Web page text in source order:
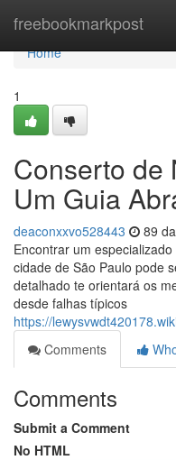
freebookmarkpost
Home
Home
1
Conserto de
Um Guia
deaconxxvo528443 89
Encontrar um
cidade de São Paulo pode
detalhado te orientará os
desde falhas típicos
https://
Comments
Comments
Submit a Comment
No HTML